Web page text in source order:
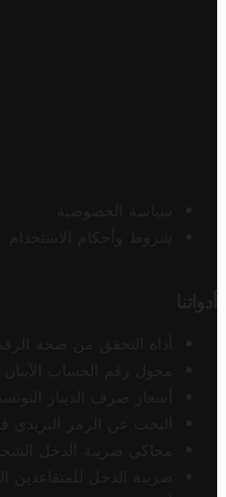
سياسة الخصوصية
شروط وأحكام الاستخدام
أدواتنا
أداة التحقق من صحة
محول رقم الحساب
أسعار صرف الدينار
البحث عن الرمز البريدي
محاكي ضريبة الدخل
ضريبة الدخل للمتقاعدين